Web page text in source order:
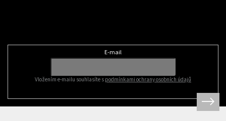
E-mail
Vložením e-mailu souhlasíte s podmínkami ochrany osobních údajů